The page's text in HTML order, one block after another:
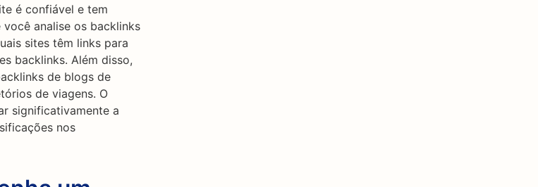
é confiável e tem
analise os backlinks
sites têm links para
backlinks. Além disso,
de blogs de
de viagens. O
significativamente a
nos